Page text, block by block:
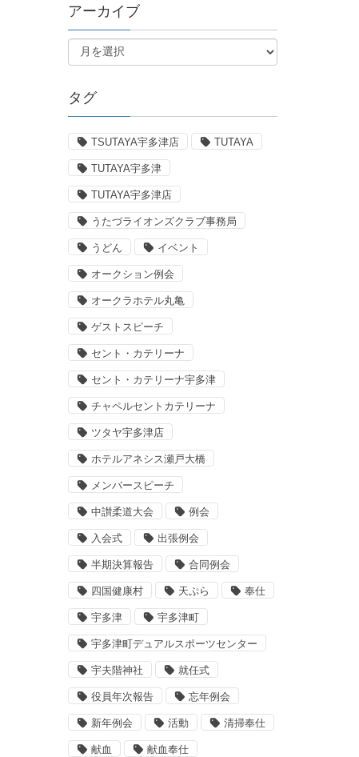
アーカイブ
タグ
TSUTAYA宇多津店 TUTAYA
TUTAYA宇多津
TUTAYA宇多津店
うたづライオンズクラブ事務局
うどん イベント
オークション例会
オークラホテル丸亀
ゲストスピーチ
セント・カテリーナ
セント・カテリーナ宇多津
チャペルセントカテリーナ
ツタヤ宇多津店
ホテルアネシス瀬戸大橋
メンバースピーチ
中讃柔道大会 例会
入会式 出張例会
半期決算報告 合同例会
四国健康村 天ぷら 奉仕
宇多津 宇多津町
宇多津町デュアルスポーツセンター
宇夫階神社 就任式
役員年次報告 忘年例会
新年例会 活動 清掃奉仕
献血 献血奉仕